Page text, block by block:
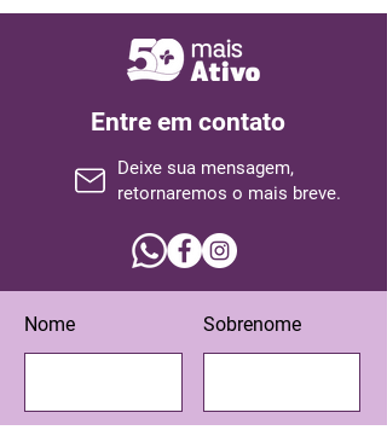
Entre em contato
Deixe sua mensagem,
retornaremos o mais breve.
Nome Sobrenome